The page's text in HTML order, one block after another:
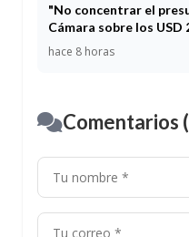
"No concentrar el
Cámara sobre los USD
hace 8 horas
Comentarios